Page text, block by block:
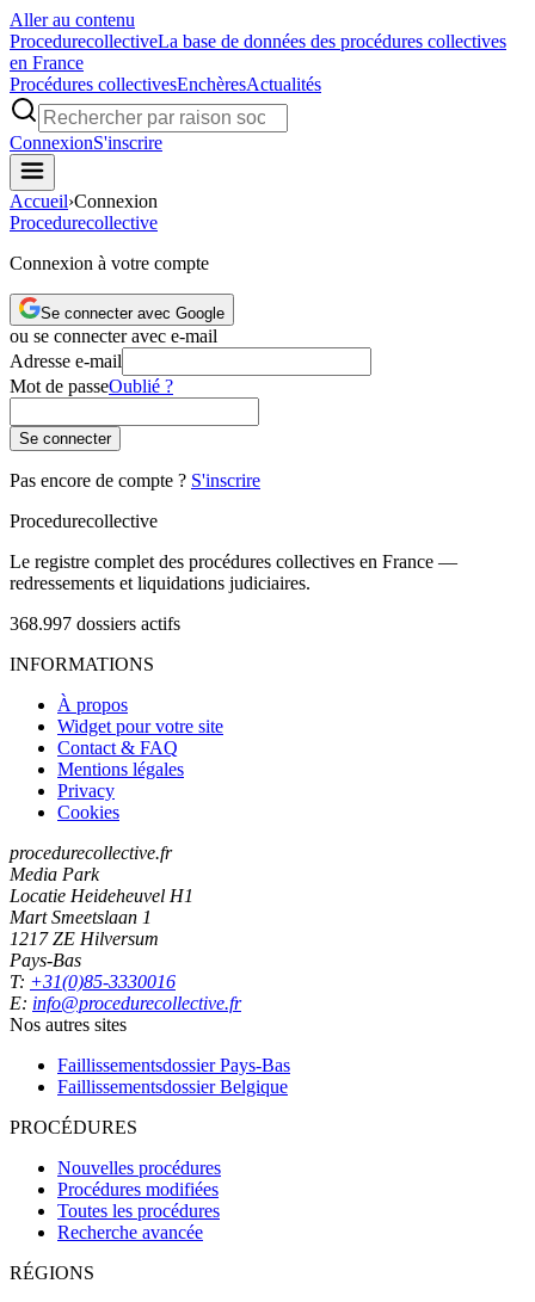
Aller au contenu
ProcedurecollectiveLa base de données des procédures collectives
en France
Procédures collectivesEnchèresActualités
ConnexionS'inscrire
Accueil›Connexion
Procedurecollective
Connexion à votre compte
Se connecter avec Google
ou se connecter avec e-mail
Adresse e-mail
Mot de passeOublié ?
Se connecter
Pas encore de compte ? S'inscrire
Procedurecollective
Le registre complet des procédures collectives en France —
redressements et liquidations judiciaires.
368.997 dossiers actifs
INFORMATIONS
À propos
Widget pour votre site
Contact & FAQ
Mentions légales
Privacy
Cookies
procedurecollective.fr
Media Park
Locatie Heideheuvel H1
Mart Smeetslaan 1
1217 ZE Hilversum
Pays-Bas
T: +31(0)85-3330016
E: info@procedurecollective.fr
Nos autres sites
Faillissementsdossier Pays-Bas
Faillissementsdossier Belgique
PROCÉDURES
Nouvelles procédures
Procédures modifiées
Toutes les procédures
Recherche avancée
RÉGIONS